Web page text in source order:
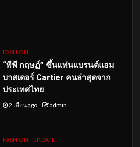
FASHION
“พีพี กฤษฏ์” ขึ้นแท่นแบรนด์แอม
บาสเดอร์ Cartier คนล่าสุดจาก
ประเทศไทย
2 เดือน ago admin
FASHION UPDATE